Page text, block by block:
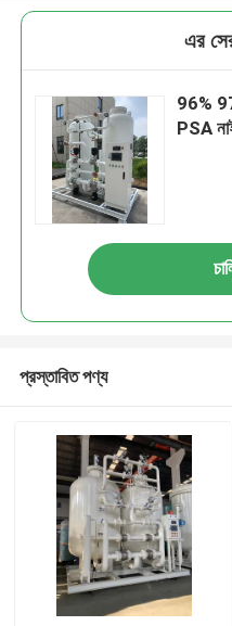
এর
96%
PSA
প্রস্তাবিত পণ্য